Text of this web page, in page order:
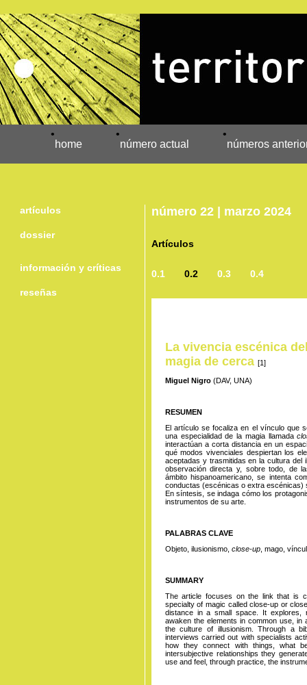
•
home
•
número actual
•
números
artículos
dossier
información y críticas
reseñas
número 22 | marzo 2024
Artículos
0.1 0.2 0.3 0.4
La vivencia escénica
magia de cerca [1]
Miguel Nigro(DAV, UNA)
RESUMEN
El artículo se focaliza en el vínculo que
una especialidad de la magia llamada
interactúan a corta distancia en un
qué modos vivenciales despiertan los
aceptadas y trasmitidas en la cultura del
observación directa y, sobre todo, de
ámbito hispanoamericano, se intenta
conductas (escénicas o extra escénicas)
En síntesis, se indaga cómo los
instrumentos de su arte.
PALABRAS CLAVE
Objeto, ilusionismo, close-up, mago,
SUMMARY
The article focuses on the link that is
specialty of magic called close-up or
distance in a small space. It explores,
awaken the elements in common use, in
the culture of illusionism. Through a
interviews carried out with specialists
how they connect with things, what
intersubjective relationships they
use and feel, through practice, the